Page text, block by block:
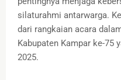
silaturahmi antarwarga.
dari rangkaian acara
Kabupaten Kampar ke-75
2025.